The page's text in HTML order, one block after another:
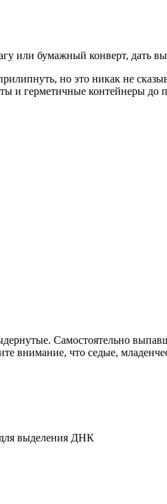
или бумажный конверт, дать
но это никак не
и герметичные контейнеры до
Самостоятельно
внимание, что седые,
для выделения ДНК